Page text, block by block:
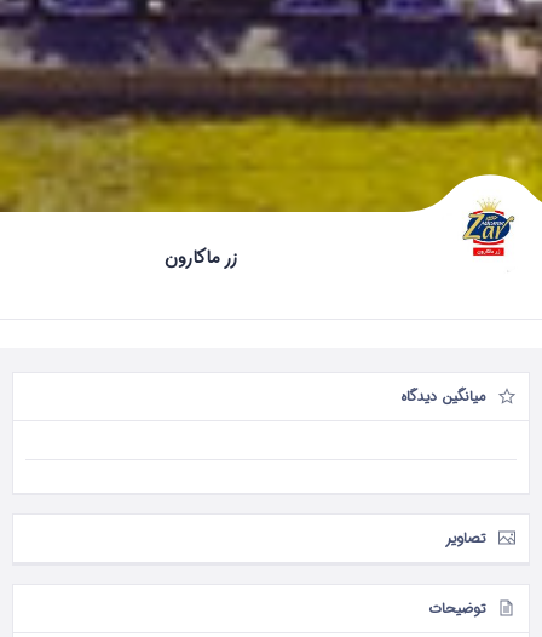
زر ماکارون
میانگین دیدگاه
تصاویر
توضیحات